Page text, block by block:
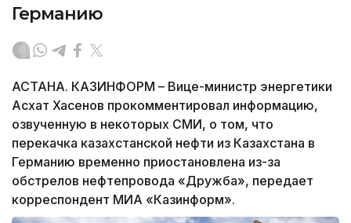
Германию
АСТАНА. КАЗИНФОРМ – Вице-министр энергетики
Асхат Хасенов прокомментировал информацию,
озвученную в некоторых СМИ, о том, что
перекачка казахстанской нефти из Казахстана в
Германию временно приостановлена из-за
обстрелов нефтепровода «Дружба», передает
корреспондент МИА «Казинформ».